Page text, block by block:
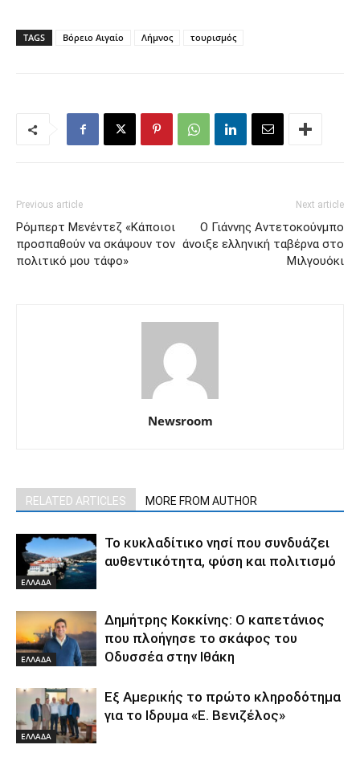
TAGS Βόρειο Αιγαίο Λήμνος τουρισμός
Previous article
Ρόμπερτ Μενέντεζ «Κάποιοι
προσπαθούν να σκάψουν τον
πολιτικό μου τάφο»
Next article
Ο Γιάννης Αντετοκούνμπο
άνοιξε ελληνική ταβέρνα στο
Μιλγουόκι
Newsroom
RELATED ARTICLES MORE FROM AUTHOR
ΕΛΛΑΔΑ
Το κυκλαδίτικο νησί που συνδυάζει
αυθεντικότητα, φύση και πολιτισμό
ΕΛΛΑΔΑ
Δημήτρης Κοκκίνης: Ο καπετάνιος
που πλοήγησε το σκάφος του
Οδυσσέα στην Ιθάκη
ΕΛΛΑΔΑ
Εξ Αμερικής το πρώτο κληροδότημα
για το Ιδρυμα «Ε. Βενιζέλος»